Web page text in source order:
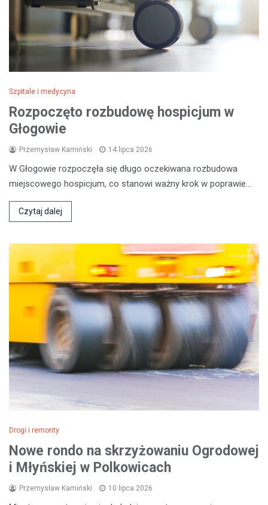
Szpitale i medycyna
Rozpoczęto rozbudowę hospicjum w
Głogowie
Przemysław Kamiński 14 lipca 2026
W Głogowie rozpoczęła się długo oczekiwana rozbudowa
miejscowego hospicjum, co stanowi ważny krok w poprawie…
Czytaj dalej
Drogi i remonty
Nowe rondo na skrzyżowaniu Ogrodowej
i Młyńskiej w Polkowicach
Przemysław Kamiński 10 lipca 2026